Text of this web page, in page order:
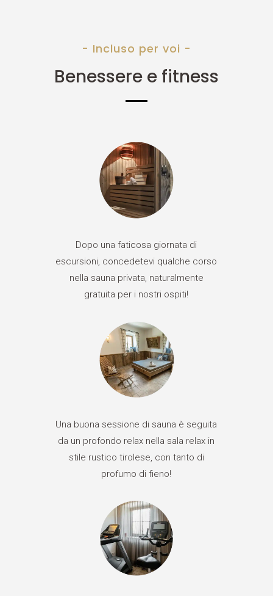
- Incluso per voi -
Benessere e fitness
Dopo una faticosa giornata di
escursioni, concedetevi qualche corso
nella sauna privata, naturalmente
gratuita per i nostri ospiti!
Una buona sessione di sauna è seguita
da un profondo relax nella sala relax in
stile rustico tirolese, con tanto di
profumo di fieno!